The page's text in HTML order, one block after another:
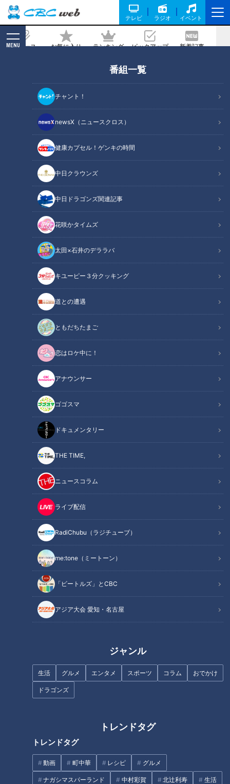
テレビ ラジオ イベント
ニュース お気に入り ランキング ピックアップ 新着記事
MENU
番組一覧
チャント！
newsX（ニュースクロス）
健康カプセル！ゲンキの時間
中日クラウンズ
中日ドラゴンズ関連記事
花咲かタイムズ
太田×石井のデララバ
キユーピー３分クッキング
道との遭遇
ともだちたまご
恋はロケ中に！
アナウンサー
ゴゴスマ
ドキュメンタリー
THE TIME,
ニュースコラム
ライブ配信
RadiChubu（ラジチューブ）
me:tone（ミートーン）
「ビートルズ」とCBC
アジア大会 愛知・名古屋
ジャンル
生活 グルメ エンタメ スポーツ コラム おでかけ
ドラゴンズ
トレンドタグ
トレンドタグ
動画 町中華 レシピ グルメ
ナガシマスパーランド 中村彩賀 北辻利寿 生活
ス対策も！冬にすべき3つのお掃除テク
記事に戻る
CBCテレビ『チャント！』全力！お助けちゃん
この記事の画像
この記事を見たあなたへのおすすめ
【新感覚】おしるこ＋シフォン
は「おしるこ」開発現場に潜入
【みてちょてれび番外編】
新生活に使いたい！「電動アシ